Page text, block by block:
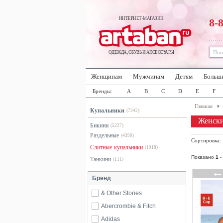
ИНТЕРНЕТ-МАГАЗИН
ОДЕЖДА, ОБУВЬ И АКСЕССУАРЫ
8-
Женщинам Мужчинам Детям
Бренды: A B C D E F
Купальники (7342)
Бикини (5227)
Раздельные (4390)
Слитные купальники (1918)
Танкини (111)
Бренд
& Other Stories
Abercrombie & Fitch
Adidas
Главная
Сортировка:
Показано 1 -